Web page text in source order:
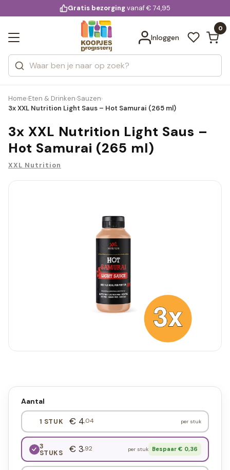
voor 20:00 uur besteld
Gratis bezorgingvanaf € 74,95
Inloggen
0
Zoeken
Categorieën
Merken
Bekijk alle resultaten
Home›Eten & Drinken›Sauzen›
3x XXL Nutrition Light Saus – Hot Samurai (265 ml)
3x XXL Nutrition Light Saus –
Hot Samurai (265 ml)
XXL Nutrition
Aantal
1 STUK € 4,04 per stuk
3
STUKS € 3,92 per stuk Bespaar € 0,36